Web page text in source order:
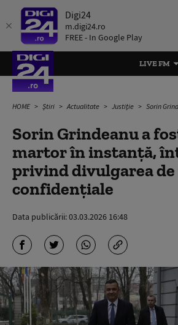
Digi24
m.digi24.ro
FREE - In Google Play
LIVE FM
HOME Știri Actualitate Justiție Sorin Grindeanu a fost audiat
Sorin Grindeanu a
martor în instanţă,
privind divulgarea
confidenţiale
Data publicării:03.03.2026 16:48